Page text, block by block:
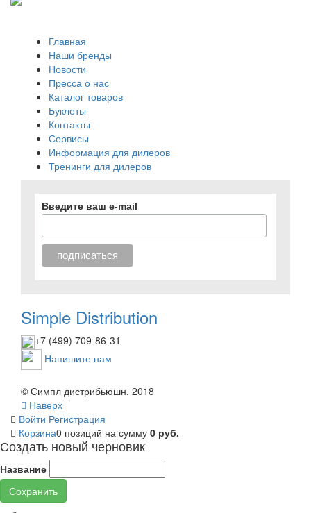
Главная
Наши бренды
Новости
Пресса о нас
Каталог товаров
Буклеты
Контакты
Сервисы
Информация для дилеров
Тренинги для дилеров
Введите ваш e-mail
Simple Distribution
+7 (499) 709-86-31
Напишите нам
© Симпл дистрибьюшн, 2018
Наверх
Войти Регистрация
Корзина0 позиций на сумму 0 руб.
Создать новый черновик
Название
Сохранить